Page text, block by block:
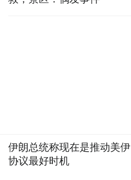
伊朗总统称现在是推动美伊
协议最好时机